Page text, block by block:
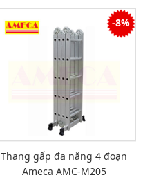
-8%
Thang gấp đa năng 4 đoạn
Ameca AMC-M205